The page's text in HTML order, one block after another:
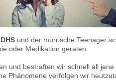
und der mürrische Teenager
oder Medikation geraten.
und bestraften wir schnell all
Phänomene verfolgen wir